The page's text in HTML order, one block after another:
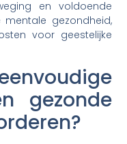
en voldoende
gezondheid,
voor geestelijke
gezonde